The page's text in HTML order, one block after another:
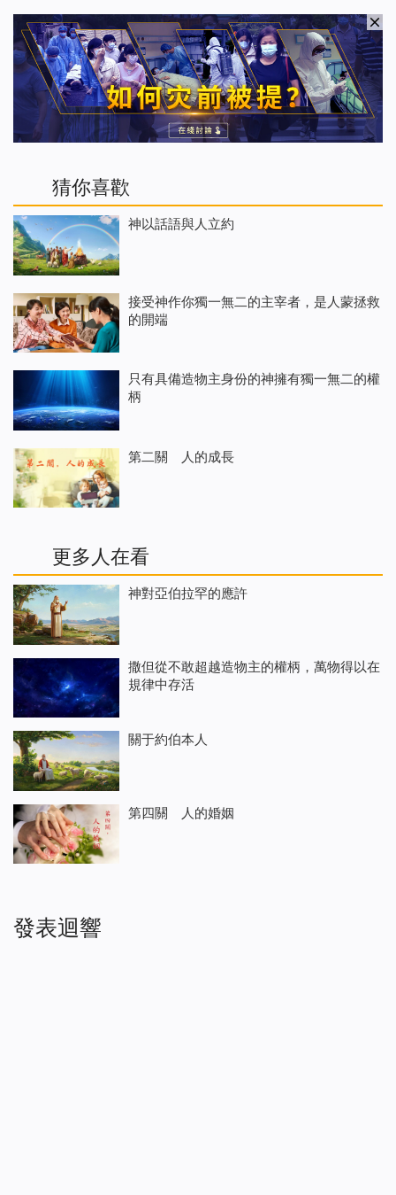
猜你喜歡
神以話語與人立約
接受神作你獨一無二的主宰者，是人蒙拯救
的開端
只有具備造物主身份的神擁有獨一無二的權
柄
第二關 人的成長
更多人在看
神對亞伯拉罕的應許
撒但從不敢超越造物主的權柄，萬物得以在
規律中存活
關于約伯本人
第四關 人的婚姻
發表迴響